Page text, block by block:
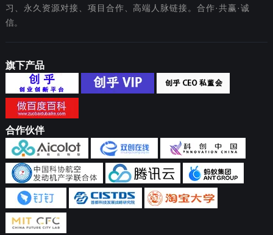
习、永久资源对接、项目合作、高端人脉链接。合作·共赢·诚
信。
旗下产品
合作伙伴